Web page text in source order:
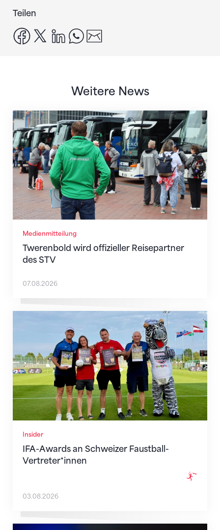
Teilen
facebook
x linkedinwhatsapp
Weitere News
Medienmitteilung
Twerenbold wird offizieller Reisepartner
des STV
Twerenbold wird offizieller Reisepartner des STV
07.08.2026
Insider
IFA-Awards an Schweizer Faustball-
Vertreter*innen
IFA-Awards an Schweizer Faustball-Vertreter*innen
03.08.2026